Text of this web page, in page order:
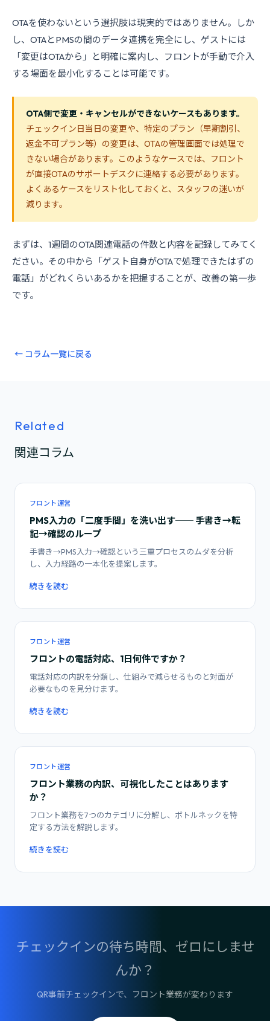
OTAを使わないという選択肢は現実的ではありません。しか
し、OTAとPMSの間のデータ連携を完全にし、ゲストには
「変更はOTAから」と明確に案内し、フロントが手動で介入
する場面を最小化することは可能です。
OTA側で変更・キャンセルができないケースもあります。
チェックイン日当日の変更や、特定のプラン（早期割引、
返金不可プラン等）の変更は、OTAの管理画面では処理で
きない場合があります。このようなケースでは、フロント
が直接OTAのサポートデスクに連絡する必要があります。
よくあるケースをリスト化しておくと、スタッフの迷いが
減ります。
まずは、1週間のOTA関連電話の件数と内容を記録してみてく
ださい。その中から「ゲスト自身がOTAで処理できたはずの
電話」がどれくらいあるかを把握することが、改善の第一歩
です。
← コラム一覧に戻る
Related
関連コラム
フロント運営
PMS入力の「二度手間」を洗い出す── 手書き→転
記→確認のループ
手書き→PMS入力→確認という三重プロセスのムダを分析
し、入力経路の一本化を提案します。
続きを読む
フロント運営
フロントの電話対応、1日何件ですか？
電話対応の内訳を分類し、仕組みで減らせるものと対面が
必要なものを見分けます。
続きを読む
フロント運営
フロント業務の内訳、可視化したことはあります
か？
フロント業務を7つのカテゴリに分解し、ボトルネックを特
定する方法を解説します。
続きを読む
チェックインの待ち時間、ゼロにしませ
んか？
QR事前チェックインで、フロント業務が変わります